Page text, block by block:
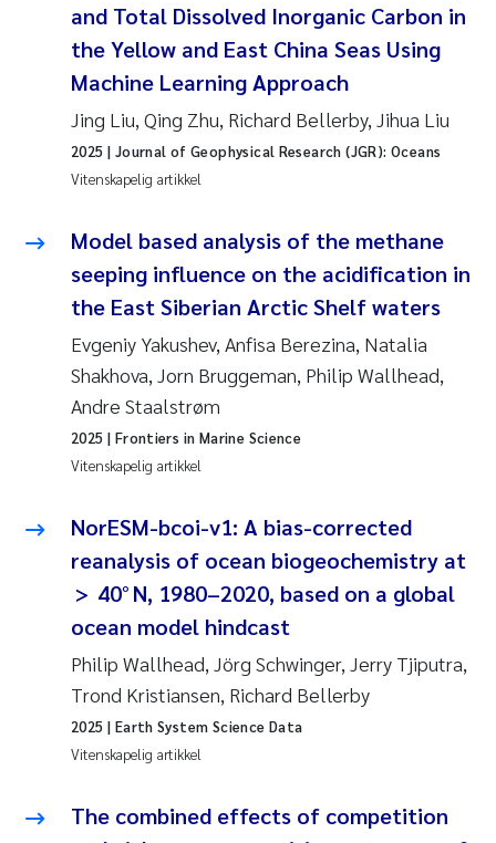
and Total Dissolved Inorganic Carbon in
the Yellow and East China Seas Using
Machine Learning Approach
Jing Liu, Qing Zhu, Richard Bellerby, Jihua Liu
Vitenskapelig artikkel
2025 | Journal of Geophysical Research (JGR): Oceans
Model based analysis of the methane
seeping influence on the acidification in
the East Siberian Arctic Shelf waters
Evgeniy Yakushev, Anfisa Berezina, Natalia
Shakhova, Jorn Bruggeman, Philip Wallhead,
Andre Staalstrøm
Vitenskapelig artikkel
2025 | Frontiers in Marine Science
NorESM-bcoi-v1: A bias-corrected
reanalysis of ocean biogeochemistry at
> 40° N, 1980–2020, based on a global
ocean model hindcast
Philip Wallhead, Jörg Schwinger, Jerry Tjiputra,
Trond Kristiansen, Richard Bellerby
Vitenskapelig artikkel
2025 | Earth System Science Data
The combined effects of competition